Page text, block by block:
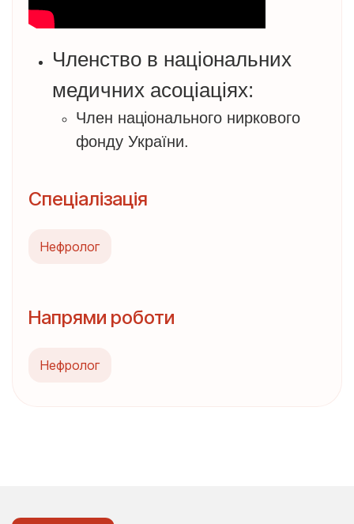
Членство в національних
медичних асоціаціях:
Член національного ниркового
фонду України.
Спеціалізація
Нефролог
Напрями роботи
Нефролог